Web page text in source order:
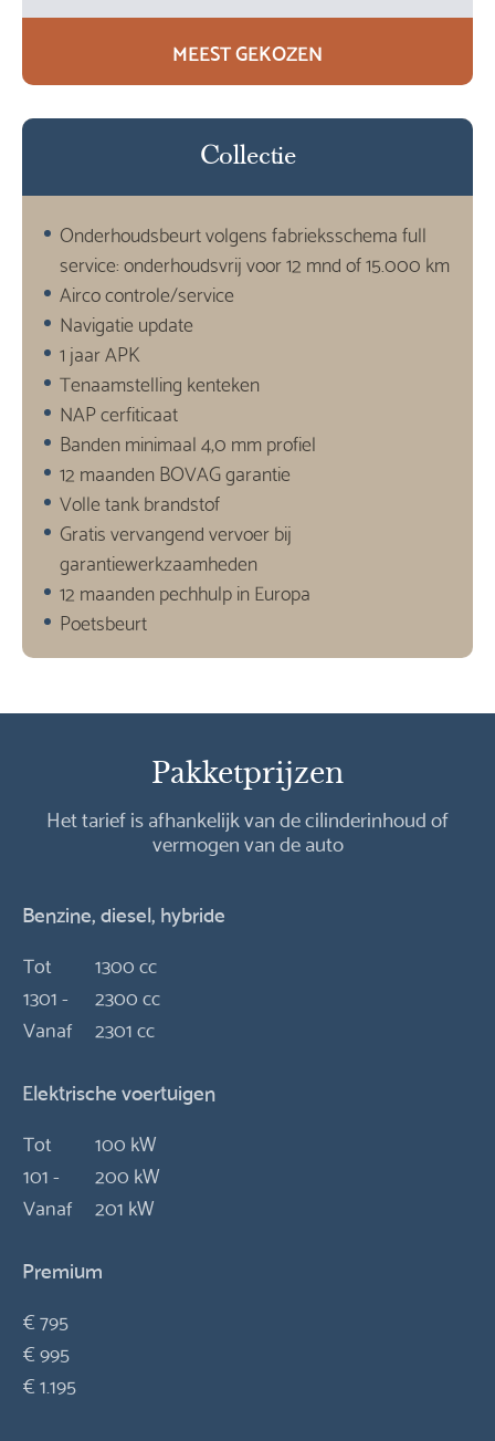
MEEST GEKOZEN
Collectie
Onderhoudsbeurt volgens fabrieksschema full
service: onderhoudsvrij voor 12 mnd of 15.000 km
Airco controle/service
Navigatie update
1 jaar APK
Tenaamstelling kenteken
NAP cerfiticaat
Banden minimaal 4,0 mm profiel
12 maanden BOVAG garantie
Volle tank brandstof
Gratis vervangend vervoer bij
garantiewerkzaamheden
12 maanden pechhulp in Europa
Poetsbeurt
Pakketprijzen
Het tarief is afhankelijk van de cilinderinhoud of
vermogen van de auto
Benzine, diesel, hybride
Tot
1300 cc
1301 -
2300 cc
Vanaf
2301 cc
Elektrische voertuigen
Tot
100 kW
101 -
200 kW
Vanaf
201 kW
Premium
€ 795
€ 995
€ 1.195